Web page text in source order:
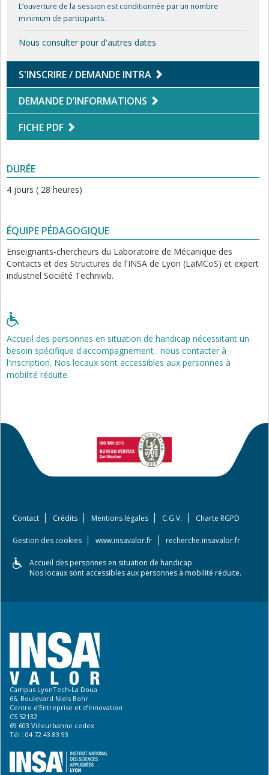
L’ouverture de la session est conditionnée par un nombre
minimum de participants.
Nous consulter pour d'autres dates
S'INSCRIRE / DEMANDE INTRA
DEMANDE D’INFORMATIONS
FICHE PDF
DURÉE
4 jours ( 28 heures)
ÉQUIPE PÉDAGOGIQUE
Enseignants-chercheurs du Laboratoire de Mécanique des
Contacts et des Structures de l'INSA de Lyon (LaMCoS) et expert
industriel Société Technivib.
Accueil des personnes en situation de handicap nécessitant un
besoin spécifique d'accompagnement : nous contacter à
l'inscription. Nos locaux sont accessibles aux personnes à
mobilité réduite.
Contact Crédits Mentions légales C.G.V. Charte RGPD
Gestion des cookies www.insavalor.fr recherche.insavalor.fr
Accueil des personnes en situation de handicap
Nos locaux sont accessibles aux personnes à mobilité réduite.
Campus LyonTech-La Doua
66, Boulevard Niels Bohr
Centre d’Entreprise et d’Innovation
CS 52132
69 603 Villeurbanne cedex
Tél : 04 72 43 83 93